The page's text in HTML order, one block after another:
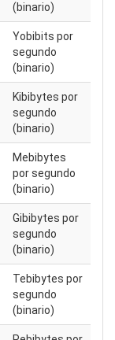
(binario)
Yobibits por
segundo
(binario)
Kibibytes por
segundo
(binario)
Mebibytes
por segundo
(binario)
Gibibytes por
segundo
(binario)
Tebibytes por
segundo
(binario)